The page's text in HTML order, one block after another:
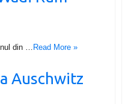
din … Read More »
Auschwitz